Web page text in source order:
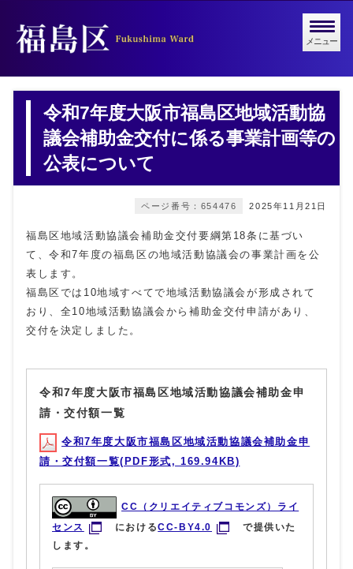
メニュー
令和7年度大阪市福島区地域活動協
議会補助金交付に係る事業計画等の
公表について
2025年11月21日
ページ番号：654476
福島区地域活動協議会補助金交付要綱第18条に基づい
て、令和7年度の福島区の地域活動協議会の事業計画を公
表します。
福島区では10地域すべてで地域活動協議会が形成されて
おり、全10地域活動協議会から補助金交付申請があり、
交付を決定しました。
令和7年度大阪市福島区地域活動協議会補助金申
請・交付額一覧
令和7年度大阪市福島区地域活動協議会補助金申
請・交付額一覧(PDF形式, 169.94KB)
CC（クリエイティブコモンズ）ライ
センス
におけるCC-BY4.0
で提供いた
します。